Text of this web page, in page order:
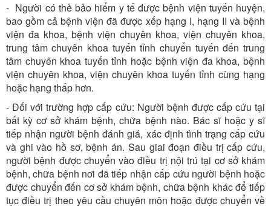
- Người có thẻ bảo hiểm y tế được bệnh viện tuyến huyện,
bao gồm cả bệnh viện đã được xếp hạng I, hạng II và bệnh
viện đa khoa, bệnh viện chuyên khoa, viện chuyên khoa,
trung tâm chuyên khoa tuyến tỉnh chuyển tuyến đến trung
tâm chuyên khoa tuyến tỉnh hoặc bệnh viện đa khoa, bệnh
viện chuyên khoa, viện chuyên khoa tuyến tỉnh cùng hạng
hoặc hạng thấp hơn.
- Đối với trường hợp cấp cứu: Người bệnh được cấp cứu tại
bất kỳ cơ sở khám bệnh, chữa bệnh nào. Bác sĩ hoặc y sĩ
tiếp nhận người bệnh đánh giá, xác định tình trạng cấp cứu
và ghi vào hồ sơ, bệnh án. Sau giai đoạn điều trị cấp cứu,
người bệnh được chuyển vào điều trị nội trú tại cơ sở khám
bệnh, chữa bệnh nơi đã tiếp nhận cấp cứu người bệnh hoặc
được chuyển đến cơ sở khám bệnh, chữa bệnh khác để tiếp
tục điều trị theo yêu cầu chuyên môn hoặc được chuyển về